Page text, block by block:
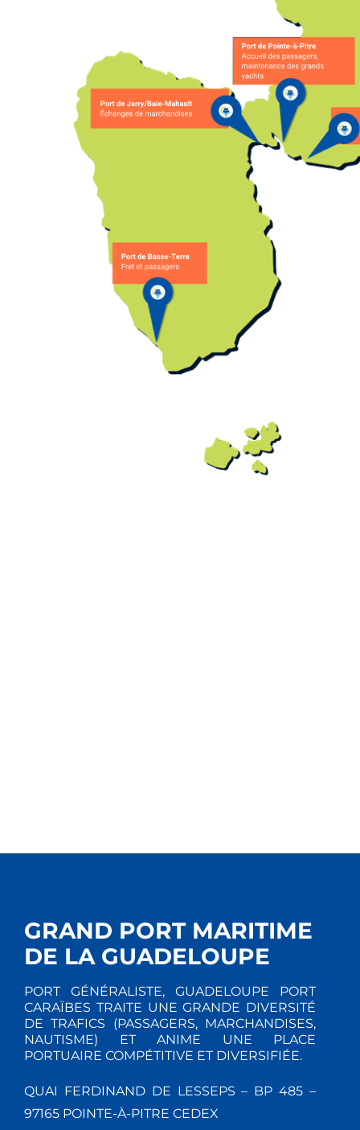
GRAND PORT MARITIME
DE LA GUADELOUPE
PORT GÉNÉRALISTE, GUADELOUPE PORT
CARAÏBES TRAITE UNE GRANDE DIVERSITÉ
DE TRAFICS (PASSAGERS, MARCHANDISES,
NAUTISME) ET ANIME UNE PLACE
PORTUAIRE COMPÉTITIVE ET DIVERSIFIÉE.
QUAI FERDINAND DE LESSEPS – BP 485 –
97165 POINTE-À-PITRE CEDEX